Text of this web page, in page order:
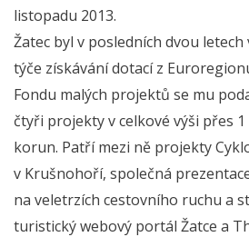
listopadu 2013.
Žatec byl v posledních dvou letech
týče získávání dotací z
Fondu malých projektů se mu
čtyři projekty v celkové výši přes
korun. Patří mezi ně projekty
v Krušnohoří, společná
na veletrzích cestovního ruchu a
turistický webový portál Žatce a